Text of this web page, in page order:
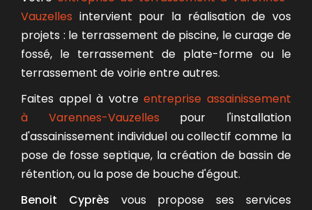
Vauzelles intervient pour la réalisation de vos
projets : le terrassement de piscine, le curage de
fossé, le terrassement de plate-forme ou le
terrassement de voirie entre autres.
Faites appel à votreentreprise assainissement
à Varennes-Vauzelles pour l'installation
d'assainissement individuel ou collectif comme la
pose de fosse septique, la création de bassin de
rétention, ou la pose de bouche d'égout.
Benoit Cyprès vous propose ses services